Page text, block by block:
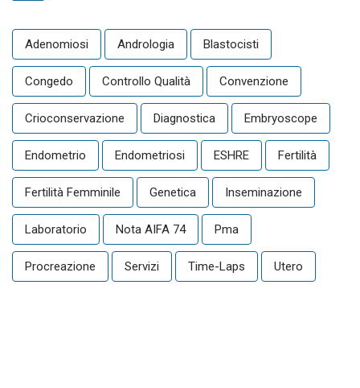
Adenomiosi Andrologia Blastocisti
Congedo Controllo Qualità Convenzione
Crioconservazione Diagnostica Embryoscope
Endometrio Endometriosi ESHRE Fertilità
Fertilità Femminile Genetica Inseminazione
Laboratorio Nota AIFA 74 Pma
Procreazione Servizi Time-Laps Utero